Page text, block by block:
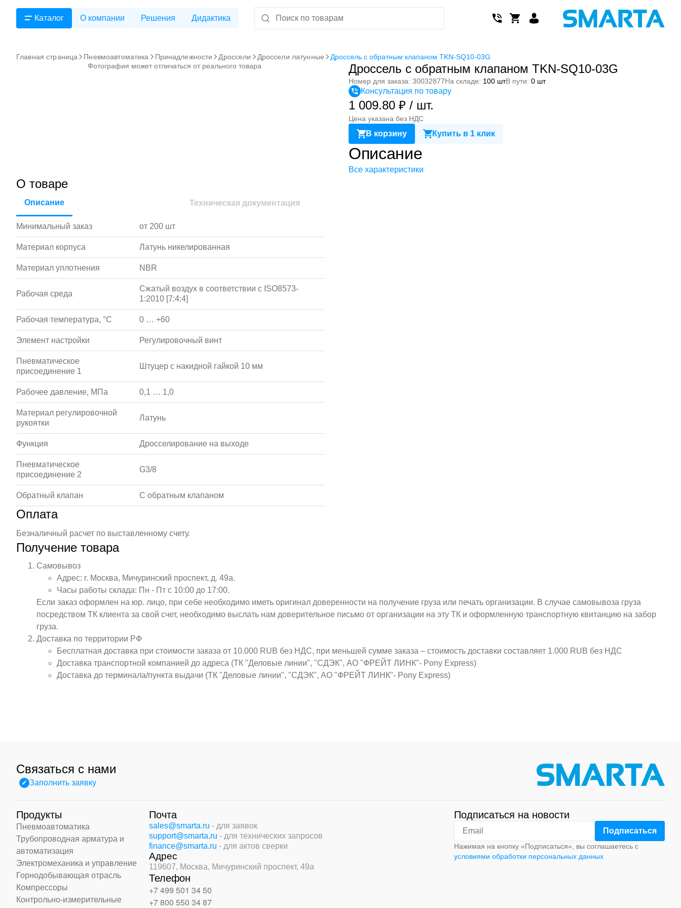
Каталог О компании Решения Дидактика
Главная страница Пневмоавтоматика Принадлежности Дроссели Дроссели латунные
Дроссель с обратным клапаном TKN-SQ10-03G
Фотография может отличаться от реального товара
Дроссель с обратным клапаном TKN-SQ10-03G
Номер для заказа: 30032877На складе: 100 штВ пути: 0 шт
Консультация по товару
1 009.80 ₽ / шт.
Цена указана без НДС
В корзину Купить в 1 клик
Описание
Все характеристики
О товаре
Описание Техническая документация
Минимальный заказ от 200 шт
Материал корпуса Латунь никелированная
Материал уплотнения NBR
Рабочая среда
Сжатый воздух в соответствии с ISO8573-
1:2010 [7:4:4]
Рабочая температура, °С 0 … +60
Элемент настройки Регулировочный винт
Пневматическое
присоединение 1
Штуцер с накидной гайкой 10 мм
Рабочее давление, МПа 0,1 … 1,0
Материал регулировочной
рукоятки
Латунь
Функция Дросселирование на выходе
Пневматическое
присоединение 2
G3/8
Обратный клапан С обратным клапаном
Оплата
Безналичный расчет по выставленному счету.
Получение товара
Самовывоз
Адрес: г. Москва, Мичуринский проспект, д. 49а.
Часы работы склада: Пн - Пт с 10:00 до 17:00.
Если заказ оформлен на юр. лицо, при себе необходимо иметь оригинал доверенности на получение груза или печать организации. В случае самовывоза груза
посредством ТК клиента за свой счет, необходимо выслать нам доверительное письмо от организации на эту ТК и оформленную транспортную квитанцию на забор
груза.
Доставка по территории РФ
Бесплатная доставка при стоимости заказа от 10.000 RUB без НДС, при меньшей сумме заказа – стоимость доставки составляет 1.000 RUB без НДС
Доставка транспортной компанией до адреса (ТК "Деловые линии", "СДЭК", АО "ФРЕЙТ ЛИНК"- Pony Express)
Доставка до терминала/пункта выдачи (ТК "Деловые линии", "СДЭК", АО "ФРЕЙТ ЛИНК"- Pony Express)
Связаться с нами
Заполнить заявку
Продукты
Пневмоавтоматика
Трубопроводная арматура и
автоматизация
Электромеханика и управление
Горнодобывающая отрасль
Компрессоры
Контрольно-измерительные
Почта
sales@smarta.ru - для заявок
support@smarta.ru - для технических запросов
finance@smarta.ru - для актов сверки
Адрес
119607, Москва, Мичуринский проспект, 49а
Телефон
+7 499 501 34 50
+7 800 550 34 87
Подписаться на новости
Нажимая на кнопку «Подписаться», вы соглашаетесь с
условиями обработки персональных данных